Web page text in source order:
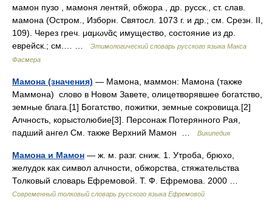
мамон пузо , мамоня лентяй, обжора , др. русск., ст. слав.
мамона (Остром., Изборн. Святосл. 1073 г. и др.; см. Срезн. II,
109). Через греч. μαμωνᾶς имущество, состояние из др.
еврейск.; см.… …
Этимологический словарь русского языка Макса
Фасмера
Мамона (значения) — Мамона, маммон: Мамона (также
Маммона) слово в Новом Завете, олицетворявшее богатство,
земные блага.[1] Богатство, пожитки, земные сокровища.[2]
Алчность, корыстолюбие[3]. Персонаж Потерянного Рая,
падший ангел См. также Верхний Мамон …
Википедия
Мамона и Мамон — ж. м. разг. сниж. 1. Утроба, брюхо,
желудок как символ алчности, обжорства, стяжательства
Толковый словарь Ефремовой. Т. Ф. Ефремова. 2000 …
Современный толковый словарь русского языка Ефремовой